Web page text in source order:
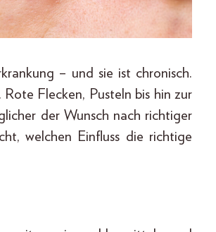
– und sie ist chronisch.
Flecken, Pusteln bis hin zur
der Wunsch nach richtiger
welchen Einfluss die richtige